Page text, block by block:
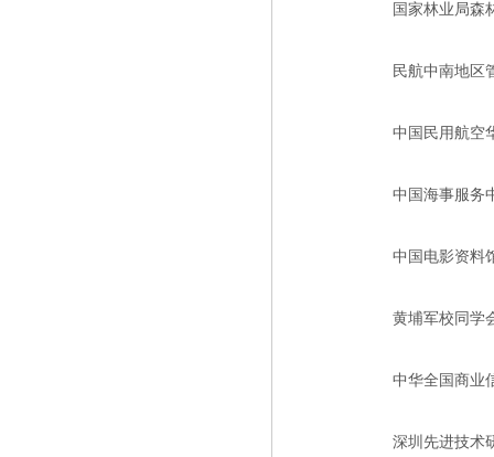
国家林业局森
民航中南地区
中国民用航空
中国海事服务
中国电影资料
黄埔军校同学
中华全国商业
深圳先进技术